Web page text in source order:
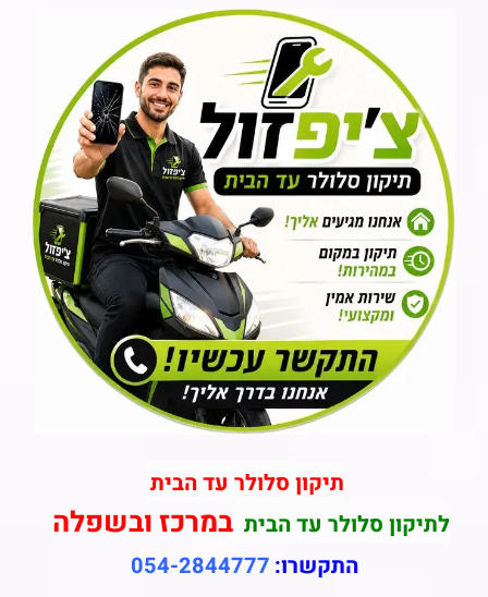
תיקון סלולר עד הבית
לתיקון סלולר עד הביתבמרכז ובשפלה
התקשרו: 054-2844777